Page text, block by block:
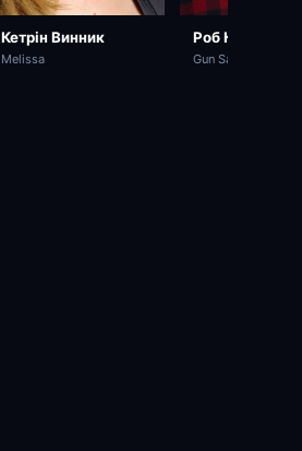
Кетрін Винник
Melissa
Роб Кордрі
Gun Salesman